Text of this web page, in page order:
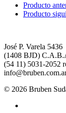
Producto
Producto
José P. Varela 5436
(1408 BJD)
(54 11) 5031-2052
© 2026 Bruben